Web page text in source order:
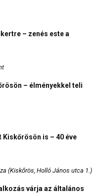
– zenés este a
– élményekkel teli
is – 40 éve
(Kiskőrös, Holló János utca 1.)
várja az általános